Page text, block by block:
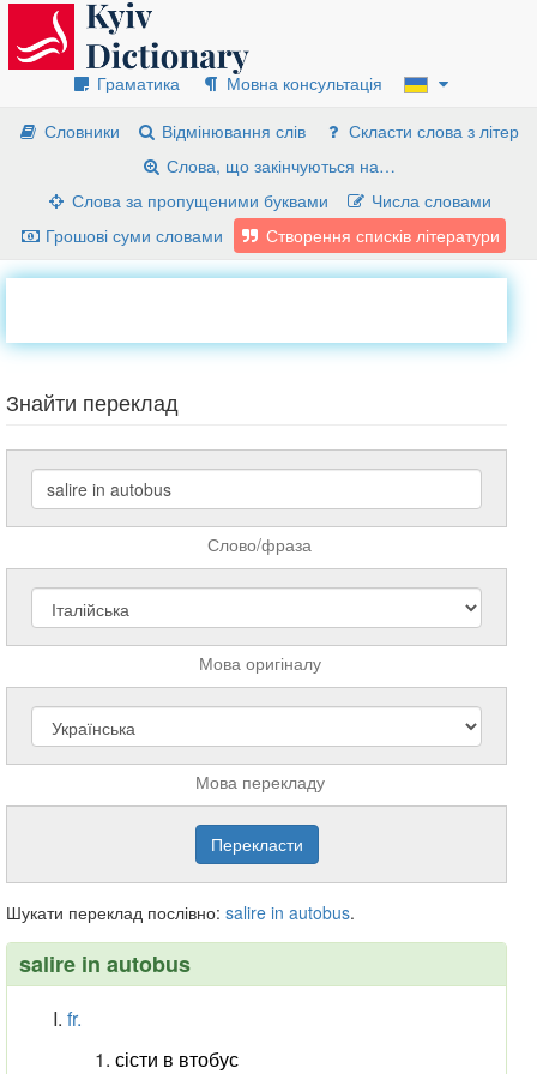
Граматика
Мовна консультація
Словники
Відмінювання слів
Скласти слова з літер
Слова, що закінчуються на…
Слова за пропущеними буквами
Числа словами
Грошові суми словами
Створення списків літератури
Знайти переклад
Слово/фраза
Мова оригіналу
Мова перекладу
Шукати переклад послівно: salire in autobus.
salire in autobus
fr.
сісти в втобус